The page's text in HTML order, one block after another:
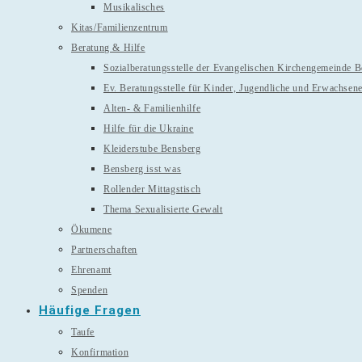
Musikalisches
Kitas/Familienzentrum
Beratung & Hilfe
Sozialberatungsstelle der Evangelischen Kirchengemeinde
Ev. Beratungsstelle für Kinder, Jugendliche und Erwachsene
Alten- & Familienhilfe
Hilfe für die Ukraine
Kleiderstube Bensberg
Bensberg isst was
Rollender Mittagstisch
Thema Sexualisierte Gewalt
Ökumene
Partnerschaften
Ehrenamt
Spenden
Häufige Fragen
Taufe
Konfirmation